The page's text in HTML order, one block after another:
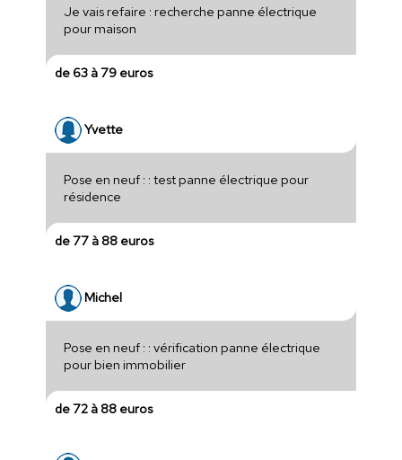
Je vais refaire : recherche panne électrique
pour maison
de 63 à 79 euros
Yvette
Pose en neuf : : test panne électrique pour
résidence
de 77 à 88 euros
Michel
Pose en neuf : : vérification panne électrique
pour bien immobilier
de 72 à 88 euros